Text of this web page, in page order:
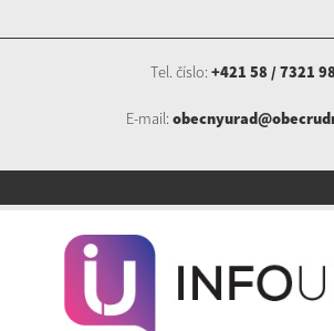
Tel. číslo: +421 58 / 7321
E-mail: